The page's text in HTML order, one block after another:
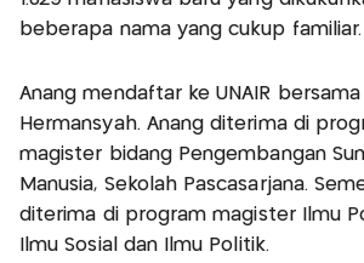
beberapa nama yang cukup familiar.
Anang mendaftar ke UNAIR bersama
Hermansyah. Anang diterima di
magister bidang Pengembangan
Manusia, Sekolah Pascasarjana.
diterima di program magister Ilmu
Ilmu Sosial dan Ilmu Politik.